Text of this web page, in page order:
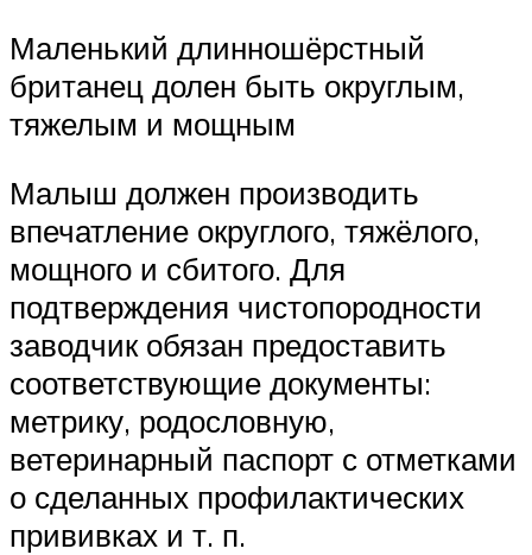
Маленький длинношёрстный
британец долен быть округлым,
тяжелым и мощным
Малыш должен производить
впечатление округлого, тяжёлого,
мощного и сбитого. Для
подтверждения чистопородности
заводчик обязан предоставить
соответствующие документы:
метрику, родословную,
ветеринарный паспорт с отметками
о сделанных профилактических
прививках и т. п.